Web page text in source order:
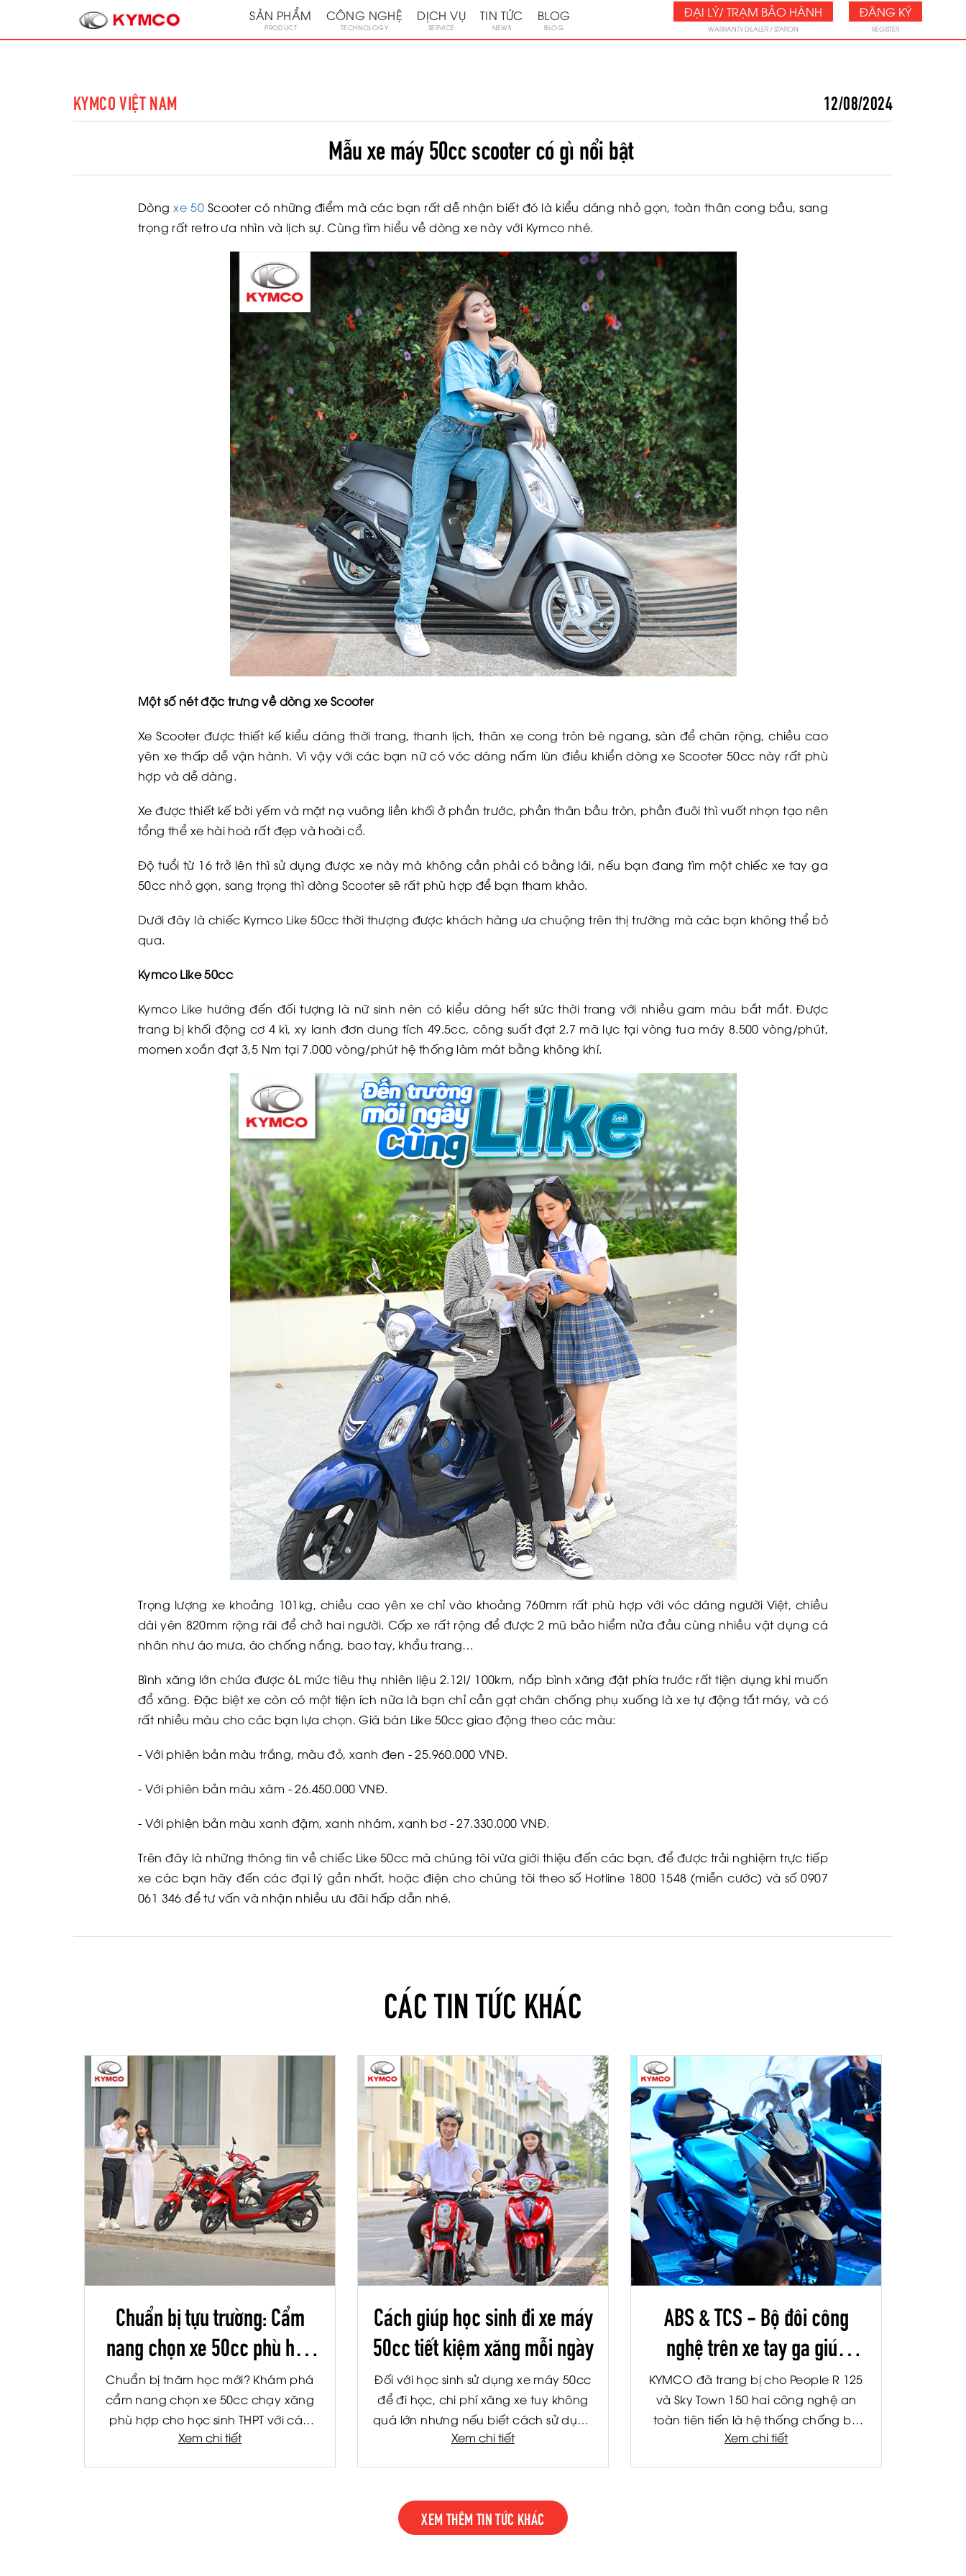
SẢN PHẨM
PRODUCT
CÔNG NGHỆ
TECHNOLOGY
DỊCH VỤ
SERVICE
TIN TỨC
NEWS
BLOG
BLOG
ĐẠI LÝ/ TRẠM BẢO HÀNH
WARRANTY DEALER / STATION
ĐĂNG KÝ
REGISTER
KYMCO VIỆT NAM 12/08/2024
Mẫu xe máy 50cc scooter có gì nổi bật
Dòngxe 50Scooter có những điểm mà các bạn rất dễ nhận biết đó là kiểu dáng nhỏ gọn, toàn thân cong bầu, sang
trọng rất retro ưa nhìn và lịch sự. Cùng tìm hiểu về dòng xe này với Kymco nhé.
Một số nét đặc trưng về dòng xe Scooter
Xe Scooter được thiết kế kiểu dáng thời trang, thanh lịch, thân xe cong tròn bè ngang, sàn để chân rộng, chiều cao
yên xe thấp dễ vận hành. Vì vậy với các bạn nữ có vóc dáng nấm lùn điều khiển dòng xe Scooter 50cc này rất phù
hợp và dễ dàng.
Xe được thiết kế bởi yếm và mặt nạ vuông liền khối ở phần trước, phần thân bầu tròn, phần đuôi thì vuốt nhọn tạo nên
tổng thể xe hài hoà rất đẹp và hoài cổ.
Độ tuổi từ 16 trở lên thì sử dụng được xe này mà không cần phải có bằng lái, nếu bạn đang tìm một chiếc xe tay ga
50cc nhỏ gọn, sang trọng thì dòng Scooter sẽ rất phù hợp để bạn tham khảo.
Dưới đây là chiếc Kymco Like 50cc thời thượng được khách hàng ưa chuộng trên thị trường mà các bạn không thể bỏ
qua.
Kymco Like 50cc
Kymco Like hướng đến đối tượng là nữ sinh nên có kiểu dáng hết sức thời trang với nhiều gam màu bắt mắt. Được
trang bị khối động cơ 4 kì, xy lanh đơn dung tích 49.5cc, công suất đạt 2.7 mã lực tại vòng tua máy 8.500 vòng/phút,
momen xoắn đạt 3,5 Nm tại 7.000 vòng/phút hệ thống làm mát bằng không khí.
Trọng lượng xe khoảng 101kg, chiều cao yên xe chỉ vào khoảng 760mm rất phù hợp với vóc dáng người Việt, chiều
dài yên 820mm rộng rãi để chở hai người. Cốp xe rất rộng để được 2 mũ bảo hiểm nửa đầu cùng nhiều vật dụng cá
nhân như áo mưa, áo chống nắng, bao tay, khẩu trang…
Bình xăng lớn chứa được 6L mức tiêu thụ nhiên liệu 2.12l/ 100km, nắp bình xăng đặt phía trước rất tiện dụng khi muốn
đổ xăng. Đặc biệt xe còn có một tiện ích nữa là bạn chỉ cần gạt chân chống phụ xuống là xe tự động tắt máy, và có
rất nhiều màu cho các bạn lựa chọn. Giá bán Like 50cc giao động theo các màu:
- Với phiên bản màu trắng, màu đỏ, xanh đen - 25.960.000 VNĐ.
- Với phiên bản màu xám - 26.450.000 VNĐ.
- Với phiên bản màu xanh đậm, xanh nhám, xanh bơ - 27.330.000 VNĐ.
Trên đây là những thông tin về chiếc Like 50cc mà chúng tôi vừa giới thiệu đến các bạn, để được trải nghiệm trực tiếp
xe các bạn hãy đến các đại lý gần nhất, hoặc điện cho chúng tôi theo số Hotline 1800 1548 (miễn cước) và số 0907
061 346 để tư vấn và nhận nhiều ưu đãi hấp dẫn nhé.
CÁC TIN TỨC KHÁC
Chuẩn bị tựu trường: Cẩm
nang chọn xe 50cc phù hợp
cho học sinh THPT
Chuẩn bị tnăm học mới? Khám phá
cẩm nang chọn xe 50cc chạy xăng
phù hợp cho học sinh THPT với các
tiêu chí về an toàn, tiết kiệm nhiên liệu
Xem chi tiết
Cách giúp học sinh đi xe máy
50cc tiết kiệm xăng mỗi ngày
Đối với học sinh sử dụng xe máy 50cc
để đi học, chi phí xăng xe tuy không
quá lớn nhưng nếu biết cách sử dụng
hợp lý, bạn vẫn có thể tiết kiệm đáng
nhiên liệu còn giúp xe vận hành bền
hơn và hạn chế hỏng hóc về lâu dài.
Xem chi tiết
ABS & TCS - Bộ đôi công
nghệ trên xe tay ga giúp
hành trình an toàn hơn
KYMCO đã trang bị cho People R 125
và Sky Town 150 hai công nghệ an
toàn tiên tiến là hệ thống chống bó
cứng phanh ABS và hệ thống kiểm
Xem chi tiết
XEM THÊM TIN TỨC KHÁC